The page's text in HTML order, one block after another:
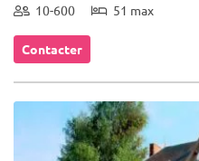
10-600 51 max
Contacter